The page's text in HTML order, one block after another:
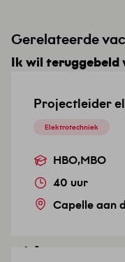
Ik wil teruggebeld
Laat hier je
Voor- en achternaam
Telefoonnummer
Gerelateerde
Projectleider
Elektrotechniek
HBO,MBO
40 uur
Capelle aan